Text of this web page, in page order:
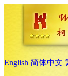
English 简体中文